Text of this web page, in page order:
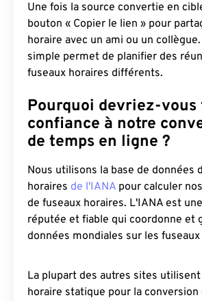
Une fois la source convertie en
bouton « Copier le lien » pour
horaire avec un ami ou un
simple permet de planifier des
fuseaux horaires différents.
Pourquoi devriez-vous
confiance à notre
de temps en ligne ?
Nous utilisons la base de données
horaires de l'IANA pour calculer
de fuseaux horaires. L'IANA est
réputée et fiable qui coordonne et
données mondiales sur les
La plupart des autres sites utilisent
horaire statique pour la conversion